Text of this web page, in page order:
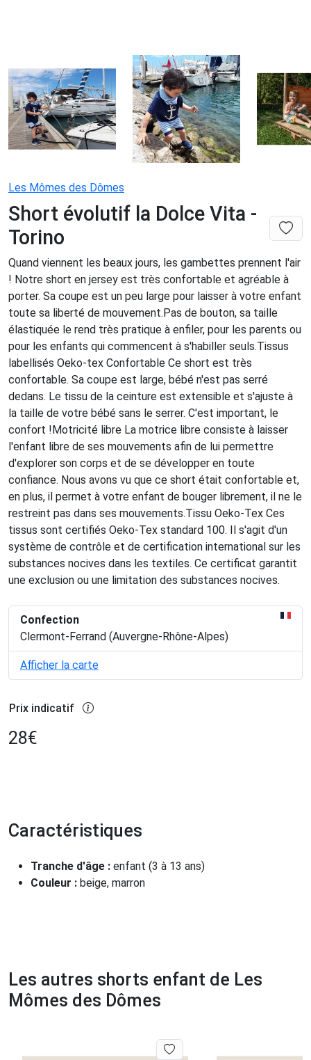
Les Mômes des Dômes
Short évolutif la Dolce Vita -
Torino
Quand viennent les beaux jours, les gambettes prennent l'air
! Notre short en jersey est très confortable et agréable à
porter. Sa coupe est un peu large pour laisser à votre enfant
toute sa liberté de mouvement.Pas de bouton, sa taille
élastiquée le rend très pratique à enfiler, pour les parents ou
pour les enfants qui commencent à s'habiller seuls.Tissus
labellisés Oeko-tex Confortable Ce short est très
confortable. Sa coupe est large, bébé n'est pas serré
dedans. Le tissu de la ceinture est extensible et s'ajuste à
la taille de votre bébé sans le serrer. C'est important, le
confort !Motricité libre La motrice libre consiste à laisser
l'enfant libre de ses mouvements afin de lui permettre
d'explorer son corps et de se développer en toute
confiance. Nous avons vu que ce short était confortable et,
en plus, il permet à votre enfant de bouger librement, il ne le
restreint pas dans ses mouvements.Tissu Oeko-Tex Ces
tissus sont certifiés Oeko-Tex standard 100. Il s'agit d'un
système de contrôle et de certification international sur les
substances nocives dans les textiles. Ce certificat garantit
une exclusion ou une limitation des substances nocives.
Confection
Clermont-Ferrand (Auvergne-Rhône-Alpes)
Afficher la carte
Prix indicatif
28€
Caractéristiques
Tranche d'âge : enfant (3 à 13 ans)
Couleur : beige, marron
Les autres shorts enfant de Les
Mômes des Dômes